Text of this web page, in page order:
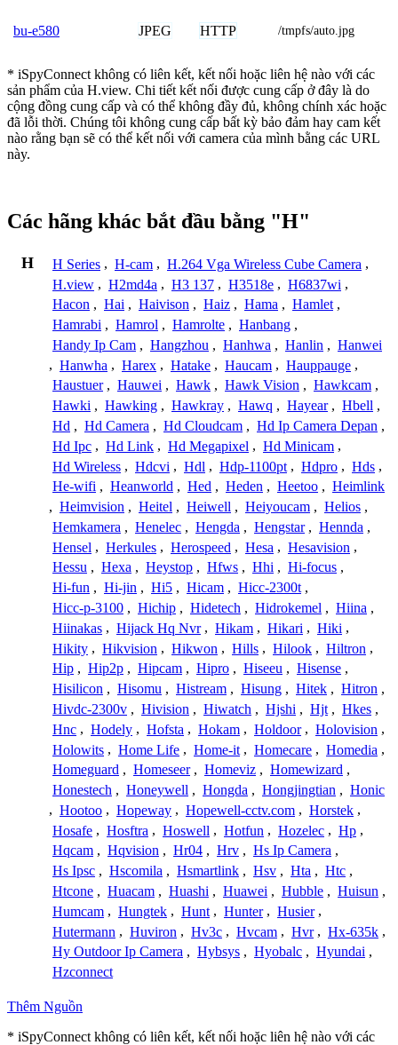
bu-e580 JPEG HTTP /tmpfs/auto.jpg
* iSpyConnect không có liên kết, kết nối hoặc liên hệ nào với các
sản phẩm của H.view. Chi tiết kết nối được cung cấp ở đây là do
cộng đồng cung cấp và có thể không đầy đủ, không chính xác hoặc
đã lỗi thời. Chúng tôi không cung cấp bất kỳ bảo đảm hay cam kết
nào rằng bạn sẽ có thể kết nối với camera của mình bằng các URL
này.
Các hãng khác bắt đầu bằng "H"
H H Series , H-cam , H.264 Vga Wireless Cube Camera ,
H.view , H2md4a , H3 137 , H3518e , H6837wi ,
Hacon , Hai , Haivison , Haiz , Hama , Hamlet ,
Hamrabi , Hamrol , Hamrolte , Hanbang ,
Handy Ip Cam , Hangzhou , Hanhwa , Hanlin , Hanwei
, Hanwha , Harex , Hatake , Haucam , Hauppauge ,
Haustuer , Hauwei , Hawk , Hawk Vision , Hawkcam ,
Hawki , Hawking , Hawkray , Hawq , Hayear , Hbell ,
Hd , Hd Camera , Hd Cloudcam , Hd Ip Camera Depan ,
Hd Ipc , Hd Link , Hd Megapixel , Hd Minicam ,
Hd Wireless , Hdcvi , Hdl , Hdp-1100pt , Hdpro , Hds ,
He-wifi , Heanworld , Hed , Heden , Heetoo , Heimlink
, Heimvision , Heitel , Heiwell , Heiyoucam , Helios ,
Hemkamera , Henelec , Hengda , Hengstar , Hennda ,
Hensel , Herkules , Herospeed , Hesa , Hesavision ,
Hessu , Hexa , Heystop , Hfws , Hhi , Hi-focus ,
Hi-fun , Hi-jin , Hi5 , Hicam , Hicc-2300t ,
Hicc-p-3100 , Hichip , Hidetech , Hidrokemel , Hiina ,
Hiinakas , Hijack Hq Nvr , Hikam , Hikari , Hiki ,
Hikity , Hikvision , Hikwon , Hills , Hilook , Hiltron ,
Hip , Hip2p , Hipcam , Hipro , Hiseeu , Hisense ,
Hisilicon , Hisomu , Histream , Hisung , Hitek , Hitron ,
Hivdc-2300v , Hivision , Hiwatch , Hjshi , Hjt , Hkes ,
Hnc , Hodely , Hofsta , Hokam , Holdoor , Holovision ,
Holowits , Home Life , Home-it , Homecare , Homedia ,
Homeguard , Homeseer , Homeviz , Homewizard ,
Honestech , Honeywell , Hongda , Hongjingtian , Honic
, Hootoo , Hopeway , Hopewell-cctv.com , Horstek ,
Hosafe , Hosftra , Hoswell , Hotfun , Hozelec , Hp ,
Hqcam , Hqvision , Hr04 , Hrv , Hs Ip Camera ,
Hs Ipsc , Hscomila , Hsmartlink , Hsv , Hta , Htc ,
Htcone , Huacam , Huashi , Huawei , Hubble , Huisun ,
Humcam , Hungtek , Hunt , Hunter , Husier ,
Hutermann , Huviron , Hv3c , Hvcam , Hvr , Hx-635k ,
Hy Outdoor Ip Camera , Hybsys , Hyobalc , Hyundai ,
Hzconnect
Thêm Nguồn
* iSpyConnect không có liên kết, kết nối hoặc liên hệ nào với các